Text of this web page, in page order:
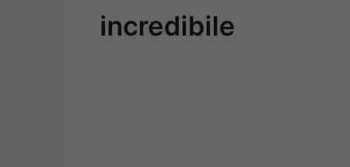
incredibile